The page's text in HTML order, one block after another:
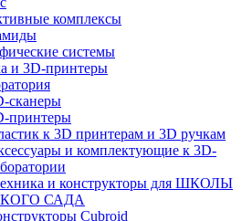
комплексы
системы
и 3D-принтеры
сканеры
принтеры
к 3D принтерам и 3D ручкам
и комплектующие к 3D-
и конструкторы для ШКОЛЫ
САДА
Cubroid